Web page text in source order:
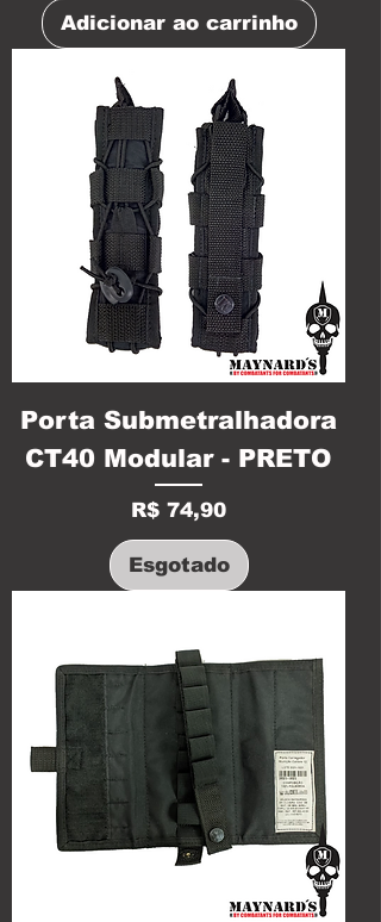
Adicionar ao carrinho
Porta Submetralhadora
CT40 Modular - PRETO
Preço
R$ 74,90
Esgotado